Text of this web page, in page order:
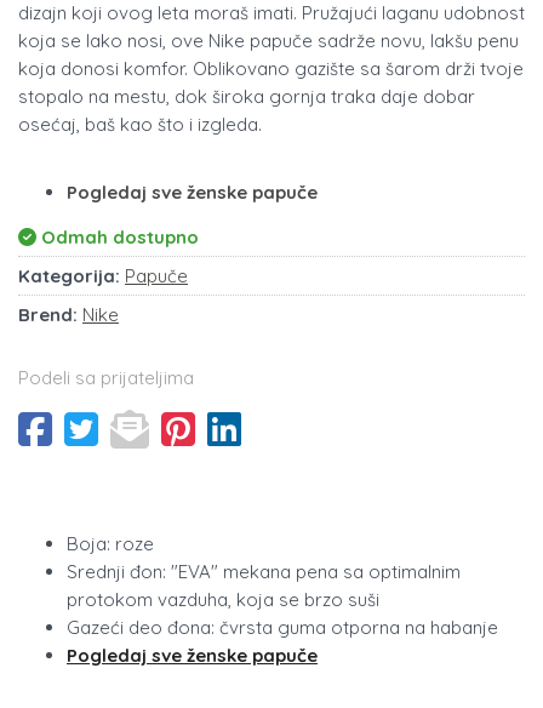
dizajn koji ovog leta moraš imati. Pružajući laganu udobnost
koja se lako nosi, ove Nike papuče sadrže novu, lakšu penu
koja donosi komfor. Oblikovano gazište sa šarom drži tvoje
stopalo na mestu, dok široka gornja traka daje dobar
osećaj, baš kao što i izgleda.
Pogledaj sve ženske papuče
Odmah dostupno
Kategorija: Papuče
Brend: Nike
Podeli sa prijateljima
Boja: roze
Srednji đon: "EVA" mekana pena sa optimalnim
protokom vazduha, koja se brzo suši
Gazeći deo đona: čvrsta guma otporna na habanje
Pogledaj sve ženske papuče